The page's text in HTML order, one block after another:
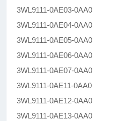
3WL9111-0AE03-0AA0
3WL9111-0AE04-0AA0
3WL9111-0AE05-0AA0
3WL9111-0AE06-0AA0
3WL9111-0AE07-0AA0
3WL9111-0AE11-0AA0
3WL9111-0AE12-0AA0
3WL9111-0AE13-0AA0